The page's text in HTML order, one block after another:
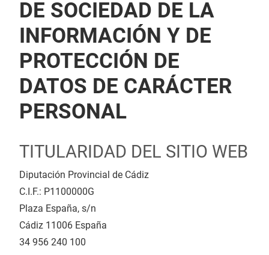
DE SOCIEDAD DE LA
INFORMACIÓN Y DE
PROTECCIÓN DE
DATOS DE CARÁCTER
PERSONAL
TITULARIDAD DEL SITIO WEB
Diputación Provincial de Cádiz
C.I.F.: P1100000G
Plaza España, s/n
Cádiz 11006 España
34 956 240 100